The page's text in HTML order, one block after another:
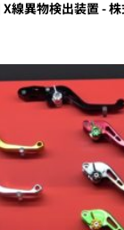
線異物検出装置 -